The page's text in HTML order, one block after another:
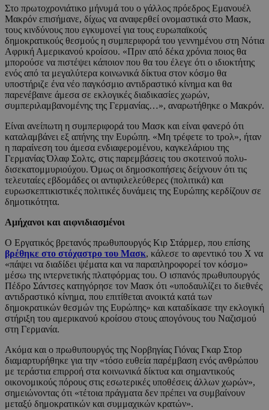
Στο πρωτοχρονιάτικο μήνυμά του ο γάλλος πρόεδρος Εμανουέλ
Μακρόν επισήμανε, δίχως να αναφερθεί ονομαστικά στο Μασκ,
τους κινδύνους που εγκυμονεί για τους ευρωπαϊκούς
δημοκρατικούς θεσμούς η συμπεριφορά του γεννημένου στη Νότια
Αφρική Αμερικανού κροίσου. «Πριν από δέκα χρόνια ποιος θα
μπορούσε να πιστέψει κάποιον που θα του έλεγε ότι ο ιδιοκτήτης
ενός από τα μεγαλύτερα κοινωνικά δίκτυα στον κόσμο θα
υποστήριζε ένα νέο παγκόσμιο αντιδραστικό κίνημα και θα
παρενέβαινε άμεσα σε εκλογικές διαδικασίες χωρών,
συμπεριλαμβανομένης της Γερμανίας…», αναρωτήθηκε ο Μακρόν.
Είναι ανείπωτη η συμπεριφορά του Μασκ και είναι φανερό ότι
καταλαμβάνει εξ απήνης την Ευρώπη. «Μη τρέφετε το τρολ», ήταν
η παραίνεση του άμεσα ενδιαφερομένου, καγκελάριου της
Γερμανίας Όλαφ Σολτς, στις παρεμβάσεις του σκοτεινού πολυ-
δισεκατομμυριούχου. Όμως οι δημοσκοπήσεις δείχνουν ότι τις
τελευταίες εβδομάδες οι αντιφιλελεύθερες (πολιτικά) και
ευρωσκεπτικιστικές πολιτικές δυνάμεις της Ευρώπης κερδίζουν σε
δημοτικότητα.
Αμήχανοι και αιφνιδιασμένοι
Ο Εργατικός βρετανός πρωθυπουργός Κιρ Στάρμερ, που επίσης
βρέθηκε στο στόχαστρο του Μασκ, κάλεσε το αφεντικό του Χ να
«πάψει να διαδίδει ψέματα και να παραπληροφορεί τον κόσμο»
μέσω της ιντερνετικής πλατφόρμας του. Ο ισπανός πρωθυπουργός
Πέδρο Σάντσες κατηγόρησε τον Μασκ ότι «υποδαυλίζει το διεθνές
αντιδραστικό κίνημα, που επιτίθεται ανοικτά κατά των
δημοκρατικών θεσμών της Ευρώπης» και καταδίκασε την εκλογική
στήριξη του αμερικανού κροίσου στους απογόνους του Ναζισμού
στη Γερμανία.
Ακόμα και ο πρωθυπουργός της Νορβηγίας Γιόνας Γκαρ Στορ
διαμαρτυρήθηκε για την «τόσο ευθεία παρέμβαση ενός ανθρώπου
με τεράστια επιρροή στα κοινωνικά δίκτυα και σημαντικούς
οικονομικούς πόρους στις εσωτερικές υποθέσεις άλλων χωρών»,
σημειώνοντας ότι «τέτοια πράγματα δεν πρέπει να συμβαίνουν
μεταξύ δημοκρατικών και συμμαχικών κρατών».